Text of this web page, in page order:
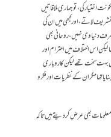
اختیار کی، تو ہماری ملاقاتیں
لاتے، اور کبھی میں ان کی
دنیاوی نہیں، روحانی بھی
لیکن اس اختلاف میں احترام اور
بہت سخت تھے لیکن کاروباری
تھا مگر ان کے نظریات اور فکر و
بھی عرض کر دیتے ہیں تاکہ